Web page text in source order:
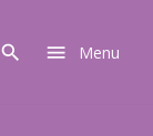
Menu